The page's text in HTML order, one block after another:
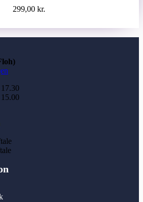
299,00 kr.